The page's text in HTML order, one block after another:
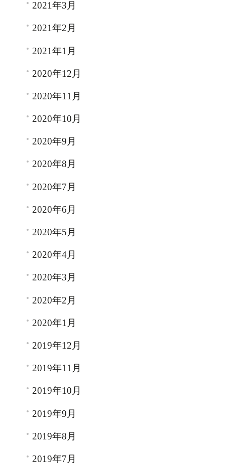
2021年3月
2021年2月
2021年1月
2020年12月
2020年11月
2020年10月
2020年9月
2020年8月
2020年7月
2020年6月
2020年5月
2020年4月
2020年3月
2020年2月
2020年1月
2019年12月
2019年11月
2019年10月
2019年9月
2019年8月
2019年7月